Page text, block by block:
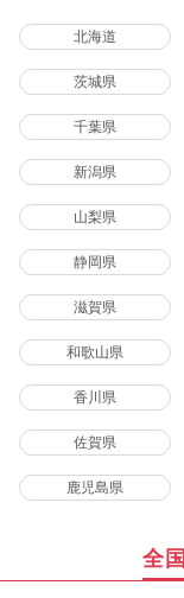
北海道
茨城県
千葉県
新潟県
山梨県
静岡県
滋賀県
和歌山県
香川県
佐賀県
鹿児島県
全